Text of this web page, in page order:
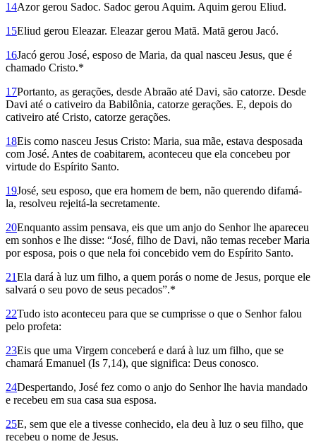
14Azor gerou Sadoc. Sadoc gerou Aquim. Aquim gerou Eliud.
15Eliud gerou Eleazar. Eleazar gerou Matã. Matã gerou Jacó.
16Jacó gerou José, esposo de Maria, da qual nasceu Jesus, que é
chamado Cristo.*
17Portanto, as gerações, desde Abraão até Davi, são catorze. Desde
Davi até o cativeiro da Babilônia, catorze gerações. E, depois do
cati­veiro até Cristo, catorze gerações.
18Eis como nasceu Jesus Cristo: Maria, sua mãe, estava desposada
com José. Antes de coabitarem, aconteceu que ela concebeu por
virtude do Espírito Santo.
19José, seu esposo, que era homem de bem, não querendo difamá-
la, resolveu rejeitá-la secretamente.
20Enquanto assim pensava, eis que um anjo do Senhor lhe apareceu
em sonhos e lhe disse: “José, filho de Davi, não temas receber Maria
por esposa, pois o que nela foi concebido vem do Espírito Santo.
21Ela dará à luz um filho, a quem porás o nome de Jesus, porque ele
salvará o seu povo de seus pecados”.*
22Tudo isto aconteceu para que se cumprisse o que o Senhor falou
pelo profeta:
23Eis que uma Virgem conceberá e dará à luz um filho, que se
chamará Emanuel (Is 7,14), que significa: Deus conosco.
24Despertando, José fez como o anjo do Senhor lhe havia mandado
e recebeu em sua casa sua esposa.
25E, sem que ele a tivesse conhecido, ela deu à luz o seu filho, que
recebeu o nome de Jesus.